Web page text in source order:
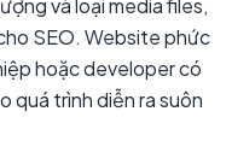
và loại media files,
SEO. Website phức
hoặc developer có
quá trình diễn ra suôn